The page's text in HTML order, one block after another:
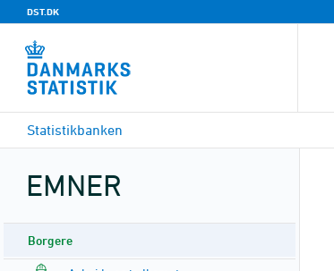
DST.DK
Statistikbanken
EMNER
Borgere